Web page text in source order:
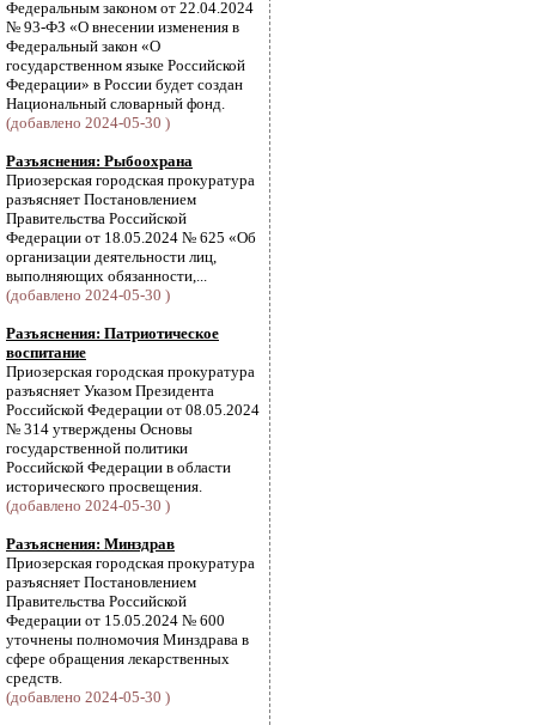
Федеральным законом от 22.04.2024
№ 93-ФЗ «О внесении изменения в
Федеральный закон «О
государственном языке Российской
Федерации» в России будет создан
Национальный словарный фонд.
(добавлено 2024-05-30 )
Разъяснения: Рыбоохрана
Приозерская городская прокуратура
разъясняет Постановлением
Правительства Российской
Федерации от 18.05.2024 № 625 «Об
организации деятельности лиц,
выполняющих обязанности,...
(добавлено 2024-05-30 )
Разъяснения: Патриотическое
воспитание
Приозерская городская прокуратура
разъясняет Указом Президента
Российской Федерации от 08.05.2024
№ 314 утверждены Основы
государственной политики
Российской Федерации в области
исторического просвещения.
(добавлено 2024-05-30 )
Разъяснения: Минздрав
Приозерская городская прокуратура
разъясняет Постановлением
Правительства Российской
Федерации от 15.05.2024 № 600
уточнены полномочия Минздрава в
сфере обращения лекарственных
средств.
(добавлено 2024-05-30 )